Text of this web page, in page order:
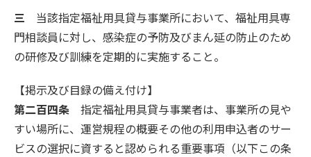
三 当該指定福祉用具貸与事業所において、福祉用具専
門相談員に対し、感染症の予防及びまん延の防止のため
の研修及び訓練を定期的に実施すること。
【掲示及び目録の備え付け】
第二百四条 指定福祉用具貸与事業者は、事業所の見や
すい場所に、運営規程の概要その他の利用申込者のサー
ビスの選択に資すると認められる重要事項（以下この条